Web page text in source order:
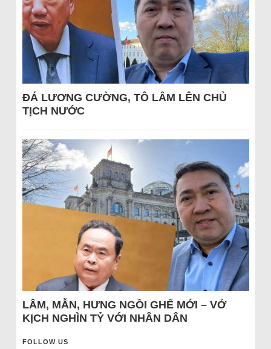
ĐÁ LƯƠNG CƯỜNG, TÔ LÂM LÊN CHỦ
TỊCH NƯỚC
LÂM, MẪN, HƯNG NGỒI GHẾ MỚI – VỞ
KỊCH NGHÌN TỶ VỚI NHÂN DÂN
FOLLOW US